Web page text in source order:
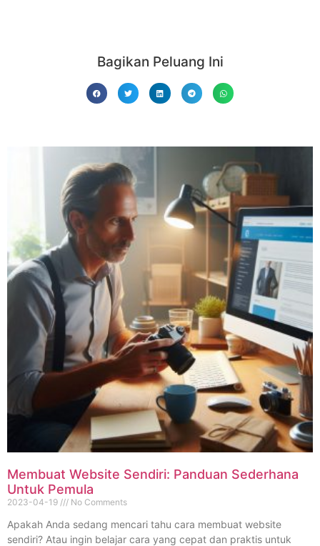
Bagikan Peluang Ini
Membuat Website Sendiri: Panduan Sederhana
Untuk Pemula
2023-04-19 No Comments
Apakah Anda sedang mencari tahu cara membuat website
sendiri? Atau ingin belajar cara yang cepat dan praktis untuk